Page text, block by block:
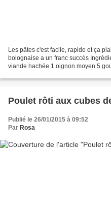
Les pâtes c'est facile, rapide et ça
bolognaise a un franc succès
viande hachée 1 oignon moyen 5
Poulet rôti aux cubes
Publié le 26/01/2015 à 09:52
Par Rosa